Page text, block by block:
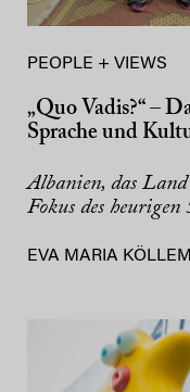
PEOPLE + VIEWS
„Quo Vadis?“ –
Sprache und
Albanien, das
Fokus des heurigen
EVA MARIA